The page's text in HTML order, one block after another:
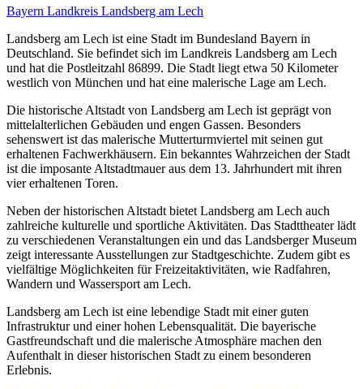
Bayern Landkreis Landsberg am Lech
Landsberg am Lech ist eine Stadt im Bundesland Bayern in
Deutschland. Sie befindet sich im Landkreis Landsberg am Lech
und hat die Postleitzahl 86899. Die Stadt liegt etwa 50 Kilometer
westlich von München und hat eine malerische Lage am Lech.
Die historische Altstadt von Landsberg am Lech ist geprägt von
mittelalterlichen Gebäuden und engen Gassen. Besonders
sehenswert ist das malerische Mutterturmviertel mit seinen gut
erhaltenen Fachwerkhäusern. Ein bekanntes Wahrzeichen der Stadt
ist die imposante Altstadtmauer aus dem 13. Jahrhundert mit ihren
vier erhaltenen Toren.
Neben der historischen Altstadt bietet Landsberg am Lech auch
zahlreiche kulturelle und sportliche Aktivitäten. Das Stadttheater lädt
zu verschiedenen Veranstaltungen ein und das Landsberger Museum
zeigt interessante Ausstellungen zur Stadtgeschichte. Zudem gibt es
vielfältige Möglichkeiten für Freizeitaktivitäten, wie Radfahren,
Wandern und Wassersport am Lech.
Landsberg am Lech ist eine lebendige Stadt mit einer guten
Infrastruktur und einer hohen Lebensqualität. Die bayerische
Gastfreundschaft und die malerische Atmosphäre machen den
Aufenthalt in dieser historischen Stadt zu einem besonderen
Erlebnis.